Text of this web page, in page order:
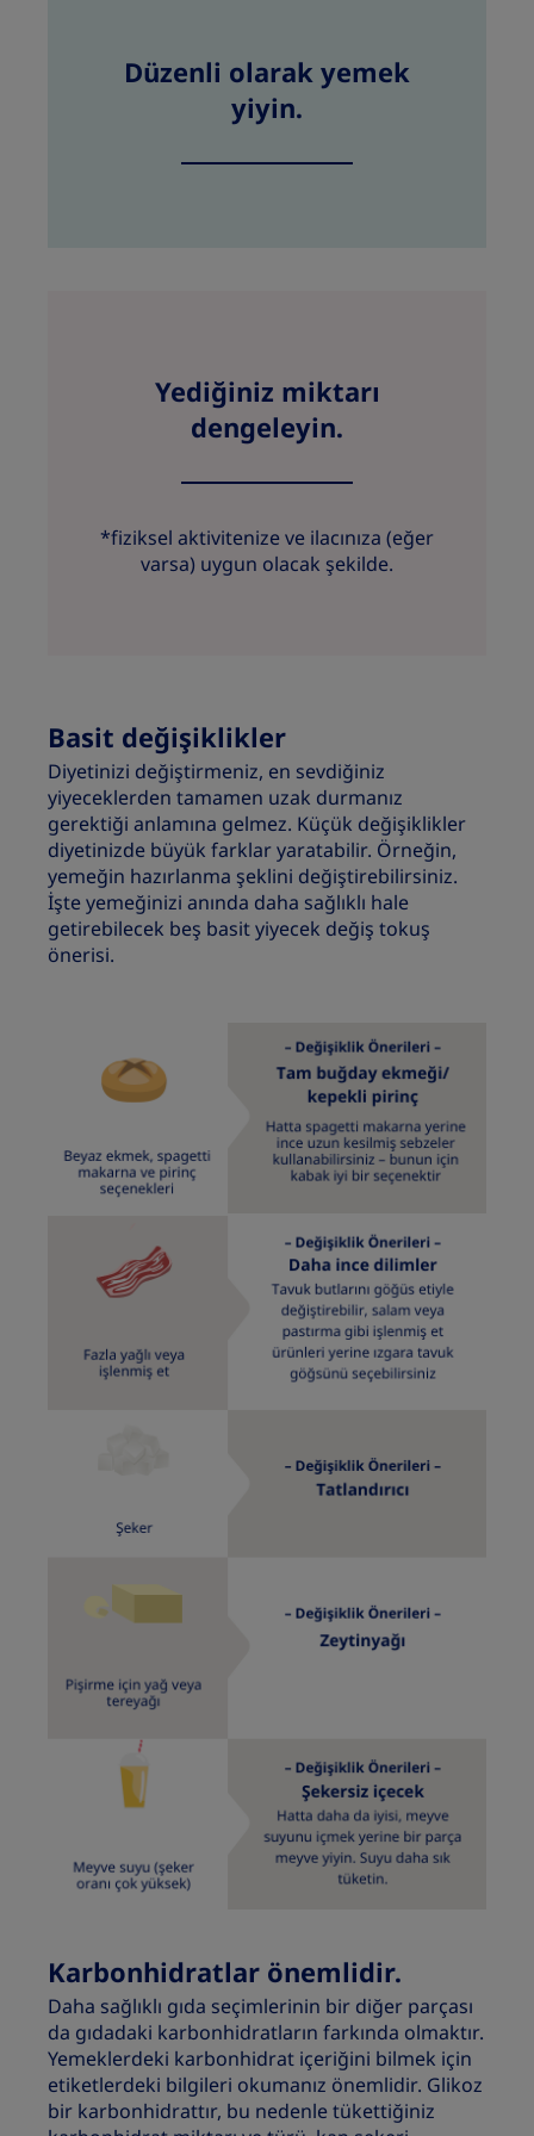
Düzenli olarak yemek
yiyin.
Yediğiniz miktarı
dengeleyin.
*fiziksel aktivitenize ve ilacınıza (eğer
varsa) uygun olacak şekilde.
Basit değişiklikler
Diyetinizi değiştirmeniz, en sevdiğiniz
yiyeceklerden tamamen uzak durmanız
gerektiği anlamına gelmez. Küçük değişiklikler
diyetinizde büyük farklar yaratabilir. Örneğin,
yemeğin hazırlanma şeklini değiştirebilirsiniz.
İşte yemeğinizi anında daha sağlıklı hale
getirebilecek beş basit yiyecek değiş tokuş
önerisi.
Karbonhidratlar önemlidir.
Daha sağlıklı gıda seçimlerinin bir diğer parçası
da gıdadaki karbonhidratların farkında olmaktır.
Yemeklerdeki karbonhidrat içeriğini bilmek için
etiketlerdeki bilgileri okumanız önemlidir. Glikoz
bir karbonhidrattır, bu nedenle tükettiğiniz